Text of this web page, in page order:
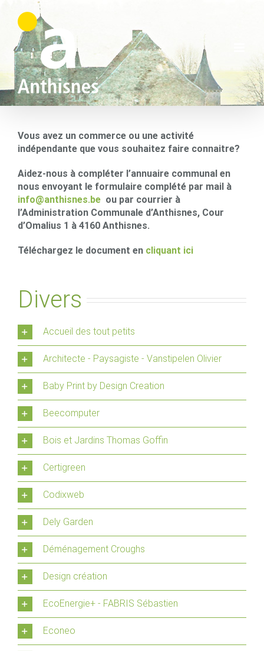
content
Vous avez un commerce ou une activité
indépendante que vous souhaitez faire connaitre?
Aidez-nous à compléter l’annuaire communal en
nous envoyant le formulaire complété par mail à
info@anthisnes.be ou par courrier à
l’Administration Communale d’Anthisnes, Cour
d’Omalius 1 à 4160 Anthisnes.
Téléchargez le document en cliquant ici
Divers
Accueil des tout petits
Architecte - Paysagiste - Vanstipelen Olivier
Baby Print by Design Creation
Beecomputer
Bois et Jardins Thomas Goffin
Certigreen
Codixweb
Dely Garden
Déménagement Croughs
Design création
EcoEnergie+ - FABRIS Sébastien
Econeo